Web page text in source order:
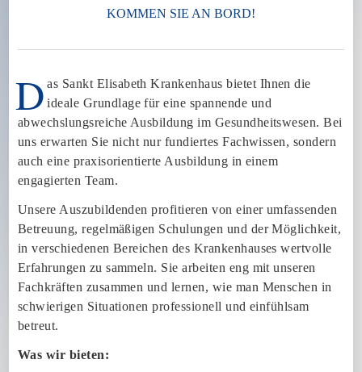
KOMMEN SIE AN BORD!
D as Sankt Elisabeth Krankenhaus bietet Ihnen die
ideale Grundlage für eine spannende und
abwechslungsreiche Ausbildung im Gesundheitswesen. Bei
uns erwarten Sie nicht nur fundiertes Fachwissen, sondern
auch eine praxisorientierte Ausbildung in einem
engagierten Team.
Unsere Auszubildenden profitieren von einer umfassenden
Betreuung, regelmäßigen Schulungen und der Möglichkeit,
in verschiedenen Bereichen des Krankenhauses wertvolle
Erfahrungen zu sammeln. Sie arbeiten eng mit unseren
Fachkräften zusammen und lernen, wie man Menschen in
schwierigen Situationen professionell und einfühlsam
betreut.
Was wir bieten: